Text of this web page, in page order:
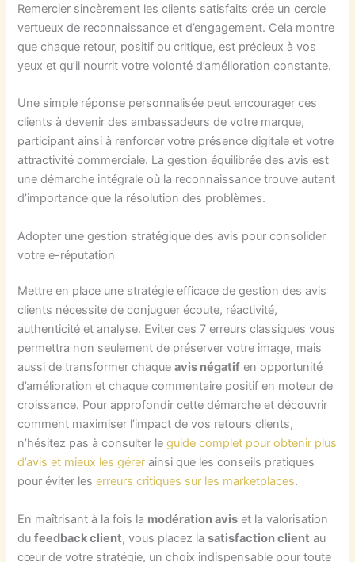
Remercier sincèrement les clients satisfaits crée un cercle
vertueux de reconnaissance et d’engagement. Cela montre
que chaque retour, positif ou critique, est précieux à vos
yeux et qu’il nourrit votre volonté d’amélioration constante.
Une simple réponse personnalisée peut encourager ces
clients à devenir des ambassadeurs de votre marque,
participant ainsi à renforcer votre présence digitale et votre
attractivité commerciale. La gestion équilibrée des avis est
une démarche intégrale où la reconnaissance trouve autant
d’importance que la résolution des problèmes.
Adopter une gestion stratégique des avis pour consolider
votre e-réputation
Mettre en place une stratégie efficace de gestion des avis
clients nécessite de conjuguer écoute, réactivité,
authenticité et analyse. Eviter ces 7 erreurs classiques vous
permettra non seulement de préserver votre image, mais
aussi de transformer chaqueavis négatif en opportunité
d’amélioration et chaque commentaire positif en moteur de
croissance. Pour approfondir cette démarche et découvrir
comment maximiser l’impact de vos retours clients,
n’hésitez pas à consulter leguide complet pour obtenir plus
d’avis et mieux les gérer ainsi que les conseils pratiques
pour éviter leserreurs critiques sur les marketplaces.
En maîtrisant à la fois la modération avis et la valorisation
dufeedback client, vous placez lasatisfaction client au
cœur de votre stratégie, un choix indispensable pour toute